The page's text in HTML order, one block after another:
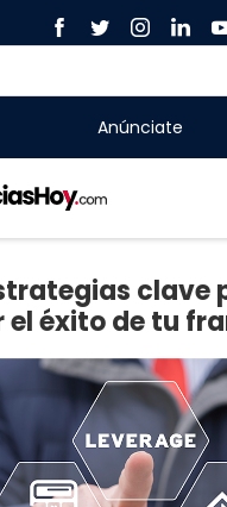
Anúnciate
clave
el éxito de tu